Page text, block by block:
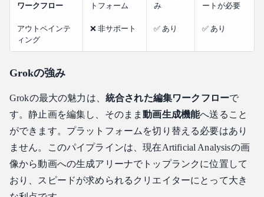
ワークフロー
トフォーム
み
ートが必要
アウトペインテ
ィング
❌ 非サポート ✅ あり ✅ あり
Grokの強み
Grokの最大の魅力は、 統合された編集ワークフローで
す。静止画を編集し、そのまま動画生成機能へ送ること
ができます。プラットフォームを切り替える必要はあり
ません。このパイプラインは、現在Artificial Analysisの画
像から動画への生成アリーナでトップランクに位置して
おり、スピードが求められるクリエイターにとって大き